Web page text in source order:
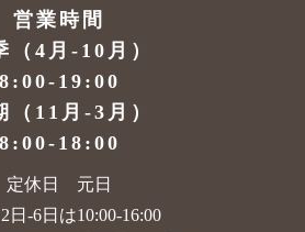
営業時間
（4月-10月）
8:00-19:00
（11月-3月）
8:00-18:00
定休日 元日
日-6日は10:00-16:00